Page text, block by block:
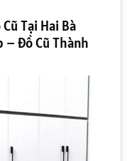
Tại Hai Bà
– Đồ Cũ Thành